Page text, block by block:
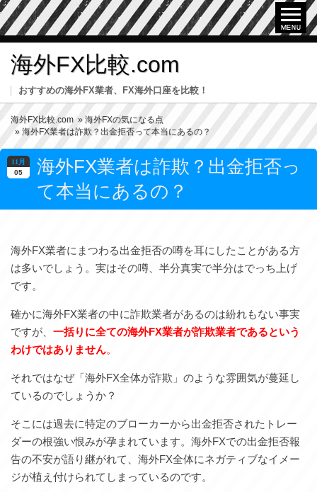
海外FX比較.com
おすすめの海外FX業者、FX海外口座を比較！
海外FX比較.com» 海外FXの気になる点
» 海外FX業者は詐欺？出金拒否って本当にあるの？
11月
05
海外FX業者は詐欺？出金拒否っ
て本当にあるの？
海外FX業者にまつわる出金拒否の噂を耳にしたことがある方
は多いでしょう。実はその噂、半分真実で半分はでっち上げ
です。
確かに海外FX業者の中に詐欺業者があるのは紛れもない事実
ですが、 一括りに全ての海外FX業者が詐欺業者であるという
わけではありません。
それではなぜ「海外FX全体が詐欺」のような雰囲気が蔓延し
ているのでしょうか？
そこには過去に特定のブローカーから出金拒否されたトレー
ダーの根強い恨みが孕まれています。海外FXでの出金拒否報
告の不安が語り継がれて、海外FX全体にネガティブなイメー
ジが植え付けられてしまっているのです。